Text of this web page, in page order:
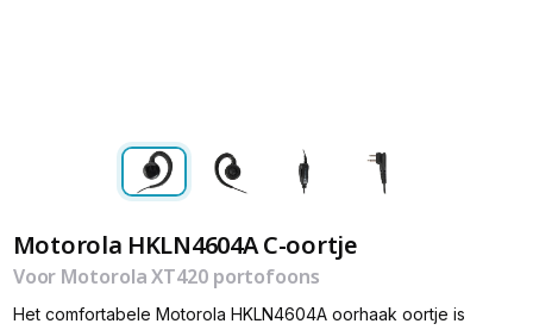
Motorola HKLN4604A C-oortje
Voor Motorola XT420 portofoons
Het comfortabele Motorola HKLN4604A oorhaak oortje is